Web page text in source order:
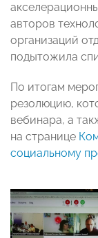
авторов
организаций
подытожила
По итогам
резолюцию,
вебинара, а
на странице
социальному